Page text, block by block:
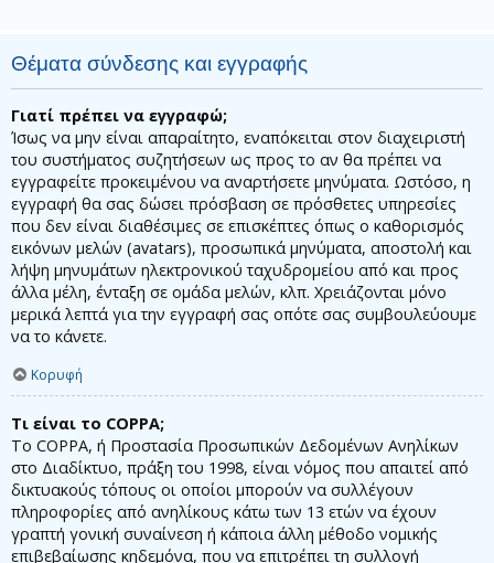
Θέματα σύνδεσης και εγγραφής
Γιατί πρέπει να εγγραφώ;
Ίσως να μην είναι απαραίτητο, εναπόκειται στον διαχειριστή
του συστήματος συζητήσεων ως προς το αν θα πρέπει να
εγγραφείτε προκειμένου να αναρτήσετε μηνύματα. Ωστόσο, η
εγγραφή θα σας δώσει πρόσβαση σε πρόσθετες υπηρεσίες
που δεν είναι διαθέσιμες σε επισκέπτες όπως ο καθορισμός
εικόνων μελών (avatars), προσωπικά μηνύματα, αποστολή και
λήψη μηνυμάτων ηλεκτρονικού ταχυδρομείου από και προς
άλλα μέλη, ένταξη σε ομάδα μελών, κλπ. Χρειάζονται μόνο
μερικά λεπτά για την εγγραφή σας οπότε σας συμβουλεύουμε
να το κάνετε.
Κορυφή
Τι είναι το COPPA;
Το COPPA, ή Προστασία Προσωπικών Δεδομένων Ανηλίκων
στο Διαδίκτυο, πράξη του 1998, είναι νόμος που απαιτεί από
δικτυακούς τόπους οι οποίοι μπορούν να συλλέγουν
πληροφορίες από ανηλίκους κάτω των 13 ετών να έχουν
γραπτή γονική συναίνεση ή κάποια άλλη μέθοδο νομικής
επιβεβαίωσης κηδεμόνα, που να επιτρέπει τη συλλογή